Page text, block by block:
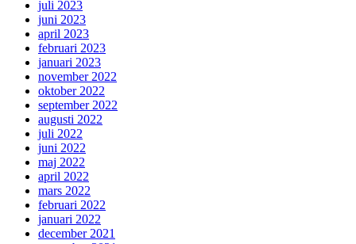
juli 2023
juni 2023
april 2023
februari 2023
januari 2023
november 2022
oktober 2022
september 2022
augusti 2022
juli 2022
juni 2022
maj 2022
april 2022
mars 2022
februari 2022
januari 2022
december 2021